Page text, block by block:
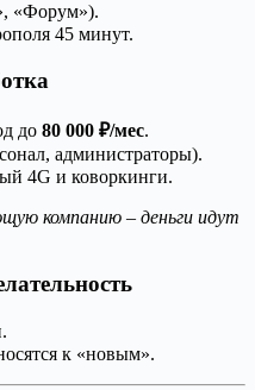
«Форум»).
45 минут.
до 80 000 ₽/мес.
администраторы).
4G и коворкинги.
компанию – деньги идут
к «новым».